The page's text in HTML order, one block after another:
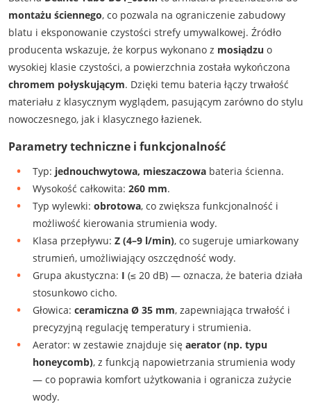
montażu ściennego, co pozwala na ograniczenie zabudowy
blatu i eksponowanie czystości strefy umywalkowej. Źródło
producenta wskazuje, że korpus wykonano z mosiądzu o
wysokiej klasie czystości, a powierzchnia została wykończona
chromem połyskującym. Dzięki temu bateria łączy trwałość
materiału z klasycznym wyglądem, pasującym zarówno do stylu
nowoczesnego, jak i klasycznego łazienek.
Parametry techniczne i funkcjonalność
Typ: jednouchwytowa, mieszaczowabateria ścienna.
Wysokość całkowita: 260 mm.
Typ wylewki: obrotowa, co zwiększa funkcjonalność i
możliwość kierowania strumienia wody.
Klasa przepływu: Z (4–9 l/min), co sugeruje umiarkowany
strumień, umożliwiający oszczędność wody.
Grupa akustyczna: I (≤ 20 dB) — oznacza, że bateria działa
stosunkowo cicho.
Głowica: ceramiczna Ø 35 mm, zapewniająca trwałość i
precyzyjną regulację temperatury i strumienia.
Aerator: w zestawie znajduje się aerator (np. typu
honeycomb), z funkcją napowietrzania strumienia wody
— co poprawia komfort użytkowania i ogranicza zużycie
wody.